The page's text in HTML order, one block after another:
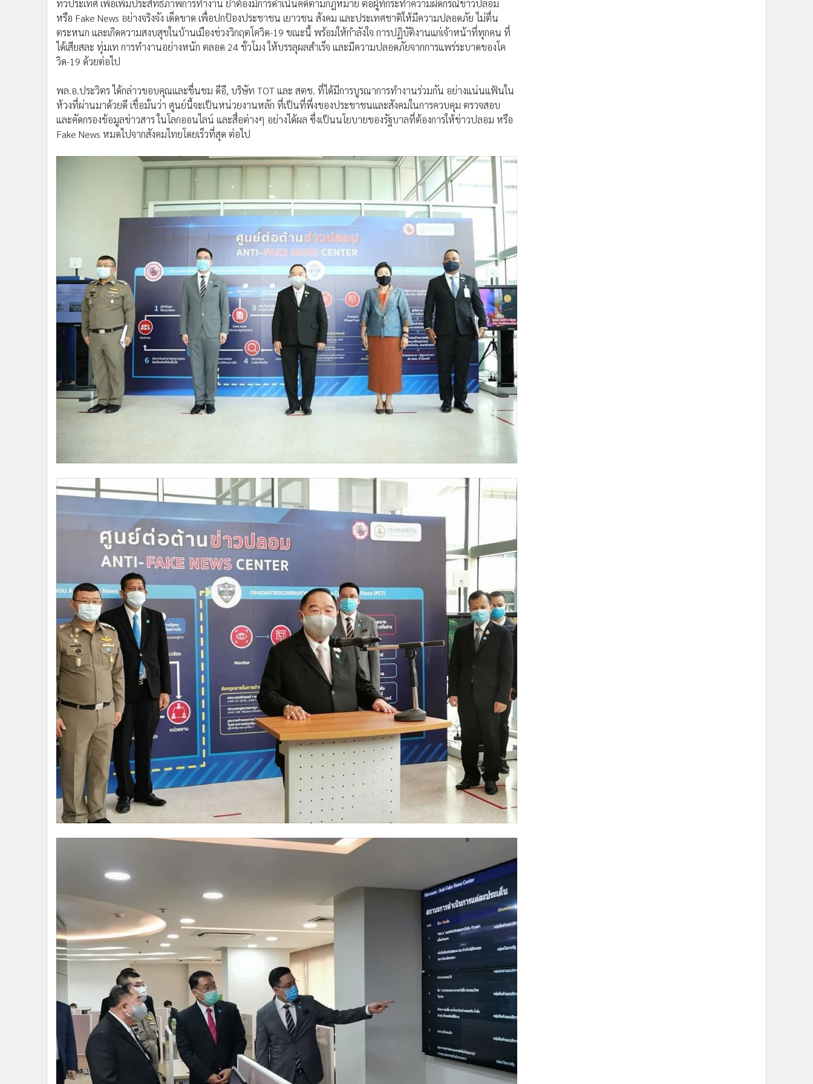
เทคโนโลยีสารสนเทศ ซึ่งปฏิบัติงานร่วมกัน จากนั้นได้เยี่ยมชมศูนย์ต่อต้านข่าวปลอม และนิทรรศการผลการปฏิบัติงาน โดย
สรุปว่าศูนย์ต่อต้านข่าวปลอม มีความพร้อม และมีประสิทธิภาพ ที่จะดำเนินการต่อข่าวปลอมหรือ Fake News ทุกรูปแบบ
ซึ่งปัจจุบัน มีปัญหาการใช้สื่อสังคมออนไลน์ และระบบอินเทอร์เน็ตที่มีการเผยแพร่เนื้อหาที่ไม่เหมาะสม เช่น การปลุกระดม,
การยั่วยุ, การสร้างความรุนแรง และการบิดเบือนข้อมูลข่าวสาร เป็นต้น ทำให้มีผลกระทบต่อสิทธิส่วนบุคคล ความปลอดภัย
ของชาติ ด้วย
พล.อ.ประวิตร ได้มอบนโยบายการปฏิบัติงานแก่ศูนย์ต่อต้านข่าวปลอมโดยขอให้ สตช.จัดตั้ง บก.ควบคุม ดูแล Fake news
ทั่วประเทศ เพื่อเพิ่มประสิทธิภาพการทำงาน ย้ำต้องมีการดำเนินคดีตามกฎหมาย ต่อผู้ที่กระทำความผิดกรณีข่าวปลอม
หรือ Fake News อย่างจริงจัง เด็ดขาด เพื่อปกป้องประชาชน เยาวชน สังคม และประเทศชาติให้มีความปลอดภัย ไม่ตื่น
ตระหนก และเกิดความสงบสุขในบ้านเมืองช่วงวิกฤตโควิด-19 ขณะนี้ พร้อมให้กำลังใจ การปฏิบัติงานแก่เจ้าหน้าที่ทุกคน ที่
ได้เสียสละ ทุ่มเท การทำงานอย่างหนัก ตลอด 24 ชั่วโมง ให้บรรลุผลสำเร็จ และมีความปลอดภัยจากการแพร่ระบาดของโค
พล.อ.ประวิตร ได้กล่าวขอบคุณและชื่นชม ดีอี, บริษัท TOT และ สตช. ที่ได้มีการบูรณาการทำงานร่วมกัน อย่างแน่นแฟ้นใน
ห้วงที่ผ่านมาด้วยดี เชื่อมั่นว่า ศูนย์นี้จะเป็นหน่วยงานหลัก ที่เป็นที่พึ่งของประชาชนและสังคมในการควบคุม ตรวจสอบ
และคัดกรองข้อมูลข่าวสาร ในโลกออนไลน์ และสื่อต่างๆ อย่างได้ผล ซึ่งเป็นนโยบายของรัฐบาลที่ต้องการให้ข่าวปลอม หรือ
Fake News หมดไปจากสังคมไทยโดยเร็วที่สุด ต่อไป